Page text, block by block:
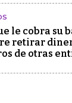
le cobra su
retirar
de otras